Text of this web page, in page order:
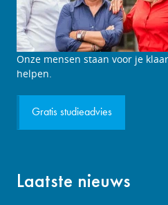
Studieadviesgesprek
aanvragen
Onze mensen staan voor je
helpen.
Gratis studieadvies
Laatste nieuws